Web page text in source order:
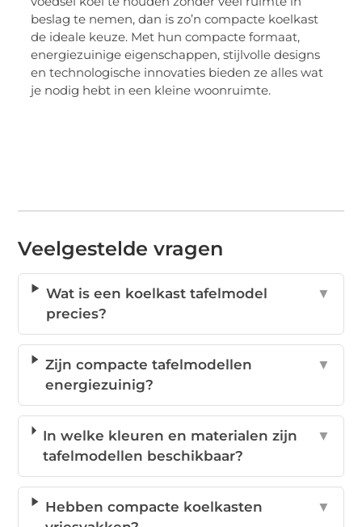
beslag te nemen, dan is zo’n compacte koelkast
de ideale keuze. Met hun compacte formaat,
energiezuinige eigenschappen, stijlvolle designs
en technologische innovaties bieden ze alles wat
je nodig hebt in een kleine woonruimte.
Veelgestelde vragen
Wat is een koelkast tafelmodel
precies?
▼
Zijn compacte tafelmodellen
energiezuinig?
▼
In welke kleuren en materialen zijn
tafelmodellen beschikbaar?
▼
Hebben compacte koelkasten
▼